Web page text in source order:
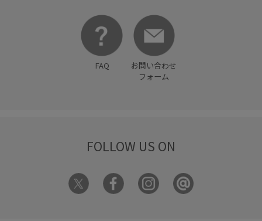
FAQ
お問い合わせ
フォーム
FOLLOW US ON